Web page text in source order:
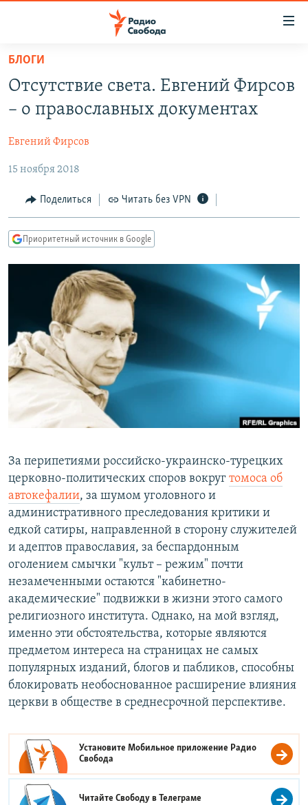
упрощенного
доступа
основному
Вернутся
главной
навигации
Вернутся
ПОДКАСТЫ
АВТОРСКИЕ ПРОЕКТЫ
ЦИТАТЫ СВОБОДЫ
МНЕНИЯ
КУЛЬТУРА
IDEL.РЕАЛИИ
КАВКАЗ.РЕАЛИИ
СЕВЕР.РЕАЛИИ
СИБИРЬ.РЕАЛИИ
РАСПИСАНИЕ ВЕЩАНИЯ
ПОДПИШИТЕСЬ НА РАССЫЛКУ
СОЦИАЛЬНЫЕ СЕТИ
Все сайты РСЕ/РС
БЛОГИ
Отсутствие света. Евгений Фирсов
– о православных документах
Евгений Фирсов
15 ноября 2018
Поделиться Читать без VPN
Приоритетный источник в Google
За перипетиями российско-украинско-турецких
церковно-политических споров вокруг томоса об
автокефалии, за шумом уголовного и
административного преследования критики и
едкой сатиры, направленной в сторону служителей
и адептов православия, за беспардонным
оголением смычки "культ – режим" почти
незамеченными остаются "кабинетно-
академические" подвижки в жизни этого самого
религиозного института. Однако, на мой взгляд,
именно эти обстоятельства, которые являются
предметом интереса на страницах не самых
популярных изданий, блогов и пабликов, способны
блокировать необоснованное расширение влияния
церкви в обществе в среднесрочной перспективе.
Установите Мобильное приложение Радио
Свобода
Читайте Свободу вТелеграме